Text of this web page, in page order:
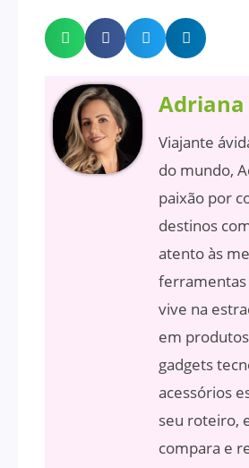
Adriana
Viajante
do mundo,
paixão por
destinos
atento às
vive na
em
gadgets
acessórios
seu roteiro,
compara e